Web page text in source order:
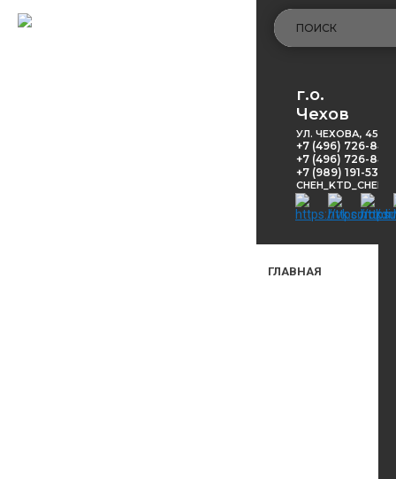
г.о.
Чехов
УЛ. ЧЕХОВА, 45
+7 (496) 726-
+7 (496) 726-
+7 (989) 191-53-
ГЛАВНАЯ